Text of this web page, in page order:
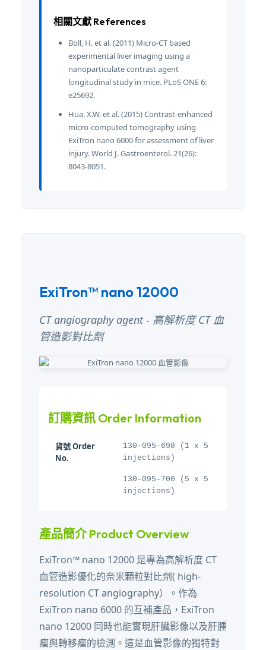
相關文獻 References
Boll, H. et al. (2011) Micro-CT based
experimental liver imaging using a
nanoparticulate contrast agent
longitudinal study in mice. PLoS ONE 6:
e25692.
Hua, X.W. et al. (2015) Contrast-enhanced
micro-computed tomography using
ExiTron nano 6000 for assessment of liver
injury. World J. Gastroenterol. 21(26):
8043-8051.
ExiTron™ nano 12000
CT angiography agent - 高解析度 CT 血
管造影對比劑
訂購資訊 Order Information
貨號 Order
No.
130-095-698 (1 x 5
injections)
130-095-700 (5 x 5
injections)
產品簡介 Product Overview
ExiTron™ nano 12000 是專為高解析度 CT
血管造影優化的奈米顆粒對比劑( high-
resolution CT angiography）。作為
ExiTron nano 6000 的互補產品，ExiTron
nano 12000 同時也能實現肝臟影像以及肝腫
瘤與轉移瘤的檢測。這是血管影像的獨特對